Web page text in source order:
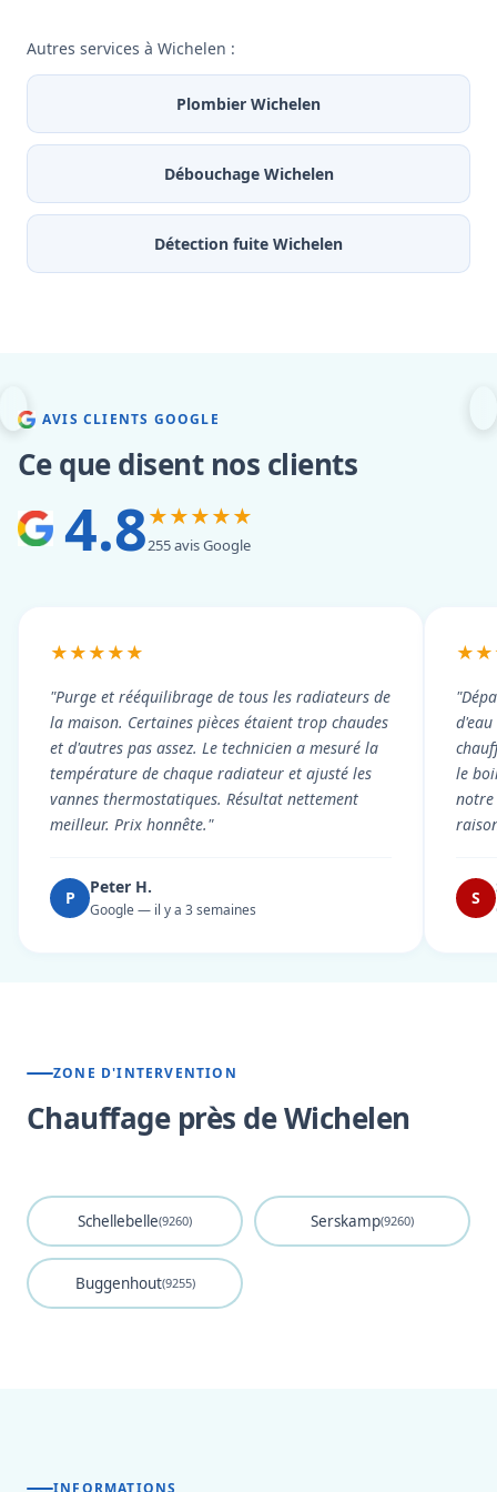
Autres services à Wichelen :
Plombier Wichelen
Débouchage Wichelen
Détection fuite Wichelen
AVIS CLIENTS GOOGLE
Ce que disent nos clients
4.8★★★★★
255 avis Google
★★★★★
"Purge et rééquilibrage de tous les radiateurs de
la maison. Certaines pièces étaient trop chaudes
et d'autres pas assez. Le technicien a mesuré la
température de chaque radiateur et ajusté les
vannes thermostatiques. Résultat nettement
meilleur. Prix honnête."
P
Peter H.
Google — il y a 3 semaines
le
notre
S
ZONE D'INTERVENTION
Chauffage près de Wichelen
Schellebelle(9260) Serskamp(9260)
Buggenhout(9255)